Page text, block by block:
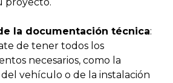
la documentación técnica:
de tener todos los
necesarios, como la
vehículo o de la instalación